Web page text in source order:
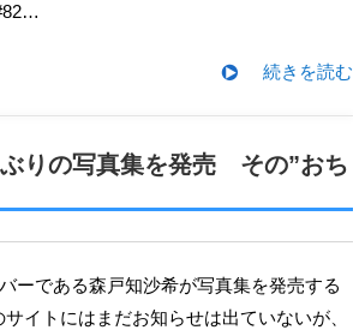
続きを読む
りの写真集を発売 その”おち
イトにはまだお知らせは出ていないが、